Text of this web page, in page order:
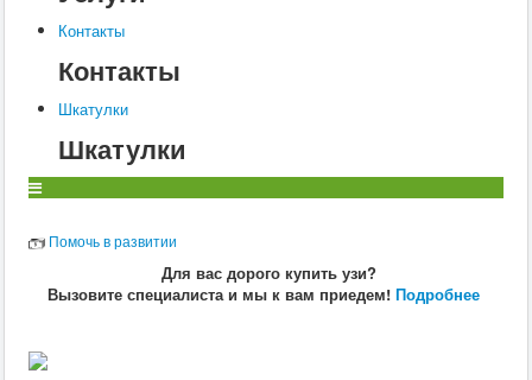
Ветеринария
Заразные заболевания
Инвазионные болезни
Диагностика
Разведение
Свиньи
Воспроизводство
Заразные заболевания
Инвазионные болезни
Инфекционные заболевания
Собаки
Контакты
Контакты
Шкатулки
Шкатулки
Помочь в развитии
Для вас дорого купить узи?
Вызовите специалиста и мы к вам приедем! Подробнее